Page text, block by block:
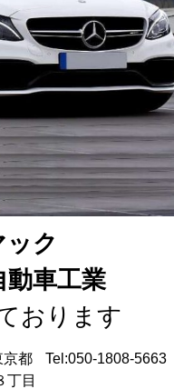
ク
動車工業
おります
京都
丁目
Tel:050-1808-5663